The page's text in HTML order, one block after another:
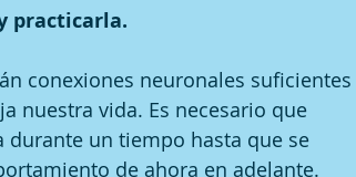
practicarla.
conexiones neuronales suficientes
nuestra vida. Es necesario que
durante un tiempo hasta que se
de ahora en adelante.